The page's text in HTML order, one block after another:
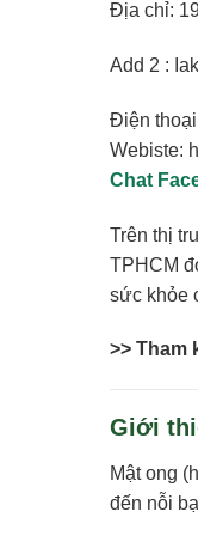
Địa chỉ:
Add 2 :
Điện
Webiste:
Chat
Trên thị
TPHCM
sức khỏe
>> Tham
Giới
Mật ong
đến nỗi